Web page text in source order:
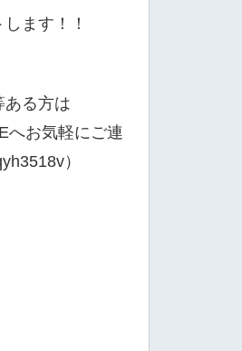
ます！！
ある方は
へお気軽にご連
）